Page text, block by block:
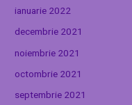
ianuarie 2022
decembrie 2021
noiembrie 2021
octombrie 2021
septembrie 2021